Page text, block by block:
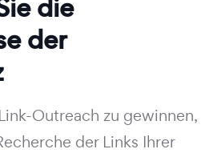
die
der
Outreach zu gewinnen,
der Links Ihrer